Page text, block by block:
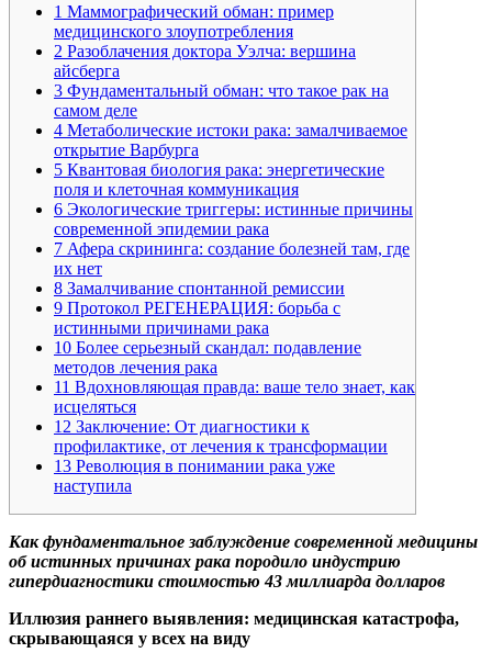
1 Маммографический обман: пример
медицинского злоупотребления
2 Разоблачения доктора Уэлча: вершина
айсберга
3 Фундаментальный обман: что такое рак на
самом деле
4 Метаболические истоки рака: замалчиваемое
открытие Варбурга
5 Квантовая биология рака: энергетические
поля и клеточная коммуникация
6 Экологические триггеры: истинные причины
современной эпидемии рака
7 Афера скрининга: создание болезней там, где
их нет
8 Замалчивание спонтанной ремиссии
9 Протокол РЕГЕНЕРАЦИЯ: борьба с
истинными причинами рака
10 Более серьезный скандал: подавление
методов лечения рака
11 Вдохновляющая правда: ваше тело знает, как
исцеляться
12 Заключение: От диагностики к
профилактике, от лечения к трансформации
13 Революция в понимании рака уже
наступила
Как фундаментальное заблуждение современной медицины
об истинных причинах рака породило индустрию
гипердиагностики стоимостью 43 миллиарда долларов
Иллюзия раннего выявления: медицинская катастрофа,
скрывающаяся у всех на виду